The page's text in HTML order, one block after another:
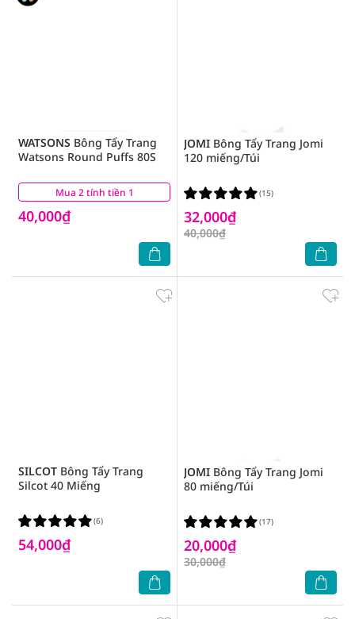
Mua 2 tính tiền 1
WATSONS Bông Tẩy Trang
Watsons Round Puffs 80S
40,000₫
(8)
JOMI Bông Tẩy Trang Jomi
120 miếng/Túi
32,000₫
40,000₫
(15)
SILCOT Bông Tẩy Trang
Silcot 40 Miếng
54,000₫
(6)
JOMI Bông Tẩy Trang Jomi
80 miếng/Túi
20,000₫
30,000₫
(17)